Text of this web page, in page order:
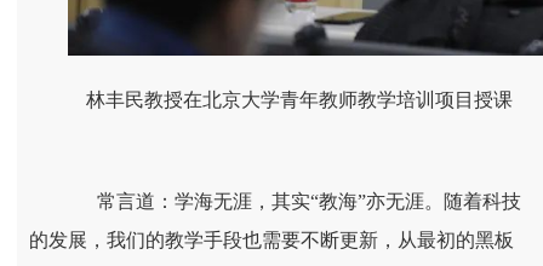
林丰民教授在北京大学青年教师教学培训项目授课
常言道：学海无涯，其实“教海”亦无涯。随着科技
的发展，我们的教学手段也需要不断更新，从最初的黑板